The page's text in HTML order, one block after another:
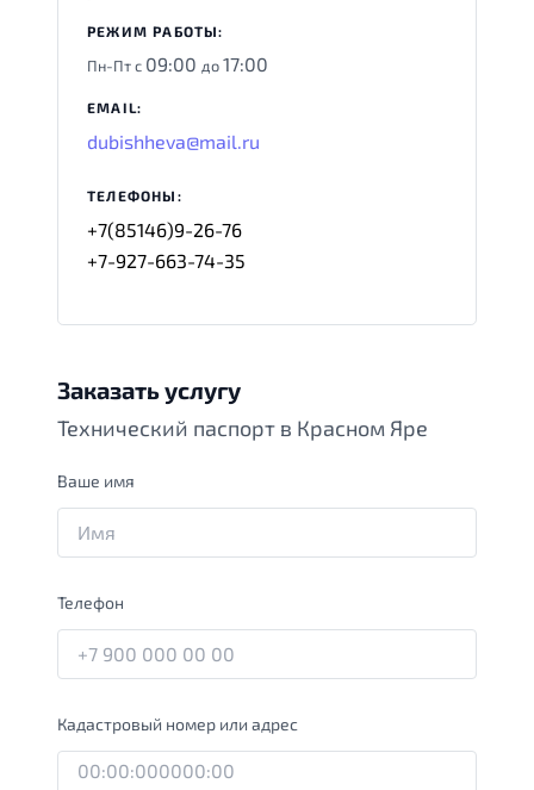
РЕЖИМ РАБОТЫ:
Пн-Пт с 09:00 до17:00
EMAIL:
dubishheva@mail.ru
ТЕЛЕФОНЫ:
+7(85146)9-26-76
+7-927-663-74-35
Заказать услугу
Технический паспорт в Красном Яре
Ваше имя
Телефон
Кадастровый номер или адрес